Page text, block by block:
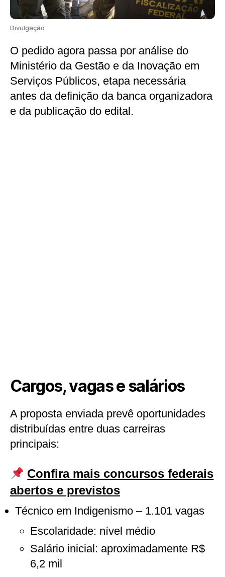
Divulgação
O pedido agora passa por análise do
Ministério da Gestão e da Inovação em
Serviços Públicos, etapa necessária
antes da definição da banca organizadora
e da publicação do edital.
Cargos, vagas e salários
A proposta enviada prevê oportunidades
distribuídas entre duas carreiras
principais:
Confira mais concursos federais
abertos e previstos
Técnico em Indigenismo – 1.101 vagas
Escolaridade: nível médio
Salário inicial: aproximadamente R$
6,2 mil